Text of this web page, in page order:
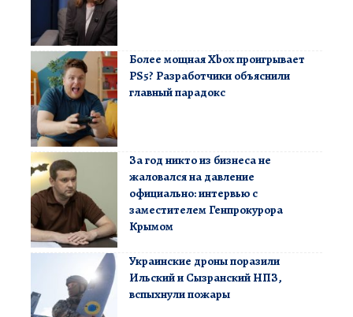
Более мощная Xbox проигрывает
PS5? Разработчики объяснили
главный парадокс
За год никто из бизнеса не
жаловался на давление
официально: интервью с
заместителем Генпрокурора
Крымом
Украинские дроны поразили
Ильский и Сызранский НПЗ,
вспыхнули пожары